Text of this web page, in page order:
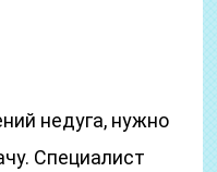
недуга, нужно
Специалист